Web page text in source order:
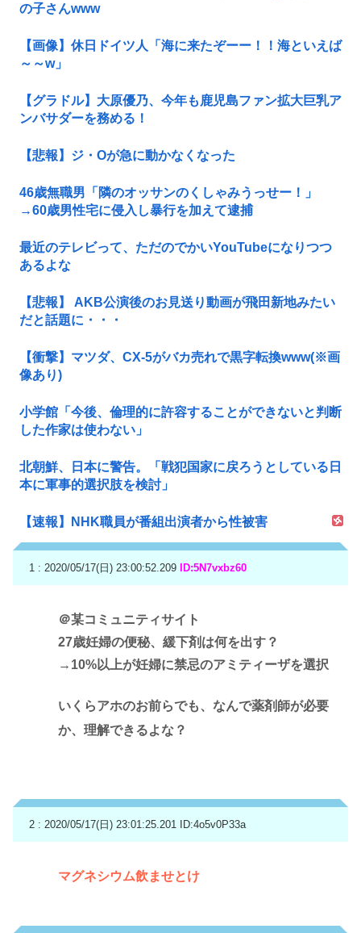
の子さんwww
【画像】休日ドイツ人「海に来たぞーー！！海といえば
～～w」
【グラドル】大原優乃、今年も鹿児島ファン拡大巨乳ア
ンバサダーを務める！
【悲報】ジ・Oが急に動かなくなった
46歳無職男「隣のオッサンのくしゃみうっせー！」
→60歳男性宅に侵入し暴行を加えて逮捕
最近のテレビって、ただのでかいYouTubeになりつつ
あるよな
【悲報】 AKB公演後のお見送り動画が飛田新地みたい
だと話題に・・・
【衝撃】マツダ、CX-5がバカ売れで黒字転換www(※画
像あり)
小学館「今後、倫理的に許容することができないと判断
した作家は使わない」
北朝鮮、日本に警告。「戦犯国家に戻ろうとしている日
本に軍事的選択肢を検討」
【速報】NHK職員が番組出演者から性被害
1 : 2020/05/17(日) 23:00:52.209 ID:5N7vxbz60
＠某コミュニティサイト
27歳妊婦の便秘、緩下剤は何を出す？
→10%以上が妊婦に禁忌のアミティーザを選択
いくらアホのお前らでも、なんで薬剤師が必要
か、理解できるよな？
2 : 2020/05/17(日) 23:01:25.201 ID:4o5v0P33a
マグネシウム飲ませとけ